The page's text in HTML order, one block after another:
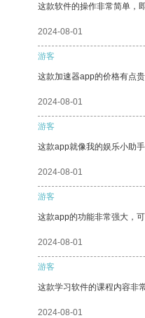
这款软件的操作非常简单，
2024-08-01
游客
这款加速器app的价格有点
2024-08-01
游客
这款app就像我的娱乐小助
2024-08-01
游客
这款app的功能非常强大，
2024-08-01
游客
这款学习软件的课程内容非
2024-08-01